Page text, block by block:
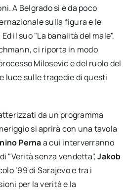
A Belgrado si è da poco
sulla figura e le
il suo "La banalità del male",
ci riporta in modo
Milosevic e del ruolo del
luce sulle tragedie di questi
da un programma
si aprirà con una tavola
Pernaa cui interverranno
"Verità senza vendetta",Jakob
’99 di Sarajevo e tra i
per la verità e la